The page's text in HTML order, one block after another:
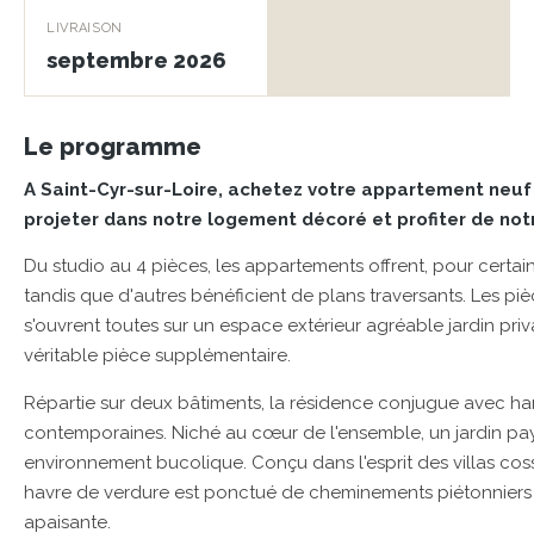
LIVRAISON
septembre 2026
Le programme
A Saint-Cyr-sur-Loire, achetez votre appartement neuf
projeter dans notre logement décoré et profiter de
Du studio au 4 pièces, les appartements offrent, pour
tandis que d'autres bénéficient de plans traversants. Les
s'ouvrent toutes sur un espace extérieur agréable jardin
véritable pièce supplémentaire.
Répartie sur deux bâtiments, la résidence conjugue avec
contemporaines. Niché au cœur de l'ensemble, un jardin
environnement bucolique. Conçu dans l'esprit des villas
havre de verdure est ponctué de cheminements
apaisante.